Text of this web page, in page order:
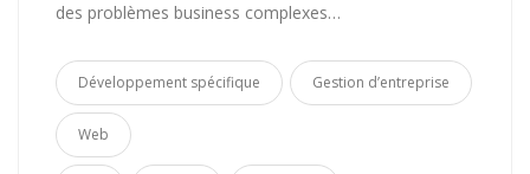
des problèmes business complexes…
Développement spécifique Gestion d’entreprise
Web